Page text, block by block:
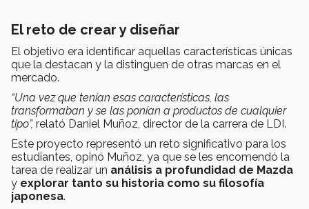
El reto de crear y diseñar
El objetivo era identificar aquellas características únicas
que la destacan y la distinguen de otras marcas en el
mercado.
“Una vez que tenían esas características, las
transformaban y se las ponían a productos de cualquier
tipo”, relató Daniel Muñoz, director de la carrera de LDI.
Este proyecto representó un reto significativo para los
estudiantes, opinó Muñoz, ya que se les encomendó la
tarea de realizar un análisis a profundidad de Mazda
y explorar tanto su historia como su filosofía
japonesa.